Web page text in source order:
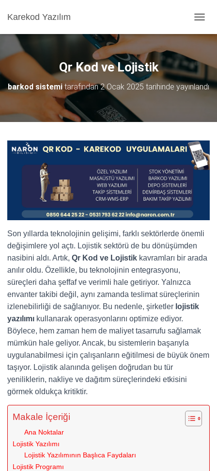
Karekod Yazılım
E
Y
A
Ç
Qr Kod ve Lojistik
barkod sistemitarafından2 Ocak 2025 tarihinde yayınlandı
Son yıllarda teknolojinin gelişimi, farklı sektörlerde önemli
değişimlere yol açtı. Lojistik sektörü de bu dönüşümden
nasibini aldı. Artık, Qr Kod ve Lojistik kavramları bir arada
anılır oldu. Özellikle, bu teknolojinin entegrasyonu,
süreçleri daha şeffaf ve verimli hale getiriyor. Yalnızca
envanter takibi değil, aynı zamanda teslimat süreçlerinin
izlenebilirliği de sağlanıyor. Bu nedenle, şirketler lojistik
yazılımı kullanarak operasyonlarını optimize ediyor.
Böylece, hem zaman hem de maliyet tasarrufu sağlamak
mümkün hale geliyor. Ancak, bu sistemlerin başarıyla
uygulanabilmesi için çalışanların eğitilmesi de büyük önem
taşıyor. Lojistik alanında gelişen doğrudan bu tür
yeniliklerin, nakliye ve dağıtım süreçlerindeki etkisini
görmek oldukça kritiktir.
Makale İçeriği
Ana Noktalar
Lojistik Yazılımı
Lojistik Yazılımının Başlıca Faydaları
Lojistik Programı